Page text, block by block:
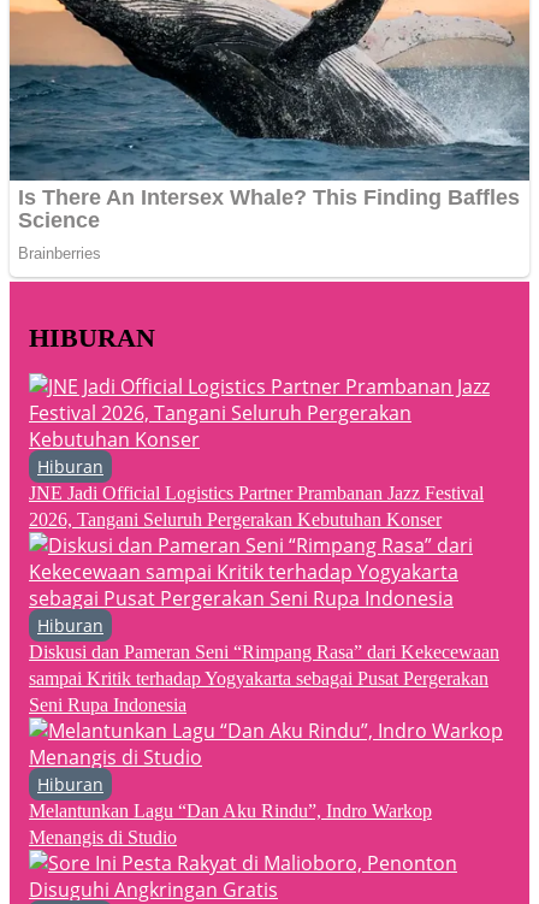
HIBURAN
Hiburan
JNE Jadi Official Logistics Partner Prambanan Jazz Festival
2026, Tangani Seluruh Pergerakan Kebutuhan Konser
Hiburan
Diskusi dan Pameran Seni “Rimpang Rasa” dari Kekecewaan
sampai Kritik terhadap Yogyakarta sebagai Pusat Pergerakan
Seni Rupa Indonesia
Hiburan
Melantunkan Lagu “Dan Aku Rindu”, Indro Warkop
Menangis di Studio